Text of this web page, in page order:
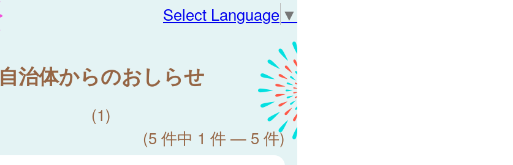
Select Language ▼
自治体からのおしらせ
(1)
(5 件中 1 件 — 5 件)